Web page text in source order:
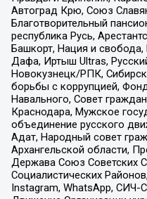
Автоград Крю, Союз
Благотворительный
республика Русь,
Башкорт, Нация и свобода,
Дафа, Иртыш Ultras,
Новокузнецк/РПК,
борьбы с коррупцией,
Навального, Совет
Краснодара, Мужское
объединение русского
Адат, Народный совет
Архангельской области,
Держава Союз Советских
Социалистических
Instagram, WhatsApp, СИЧ-